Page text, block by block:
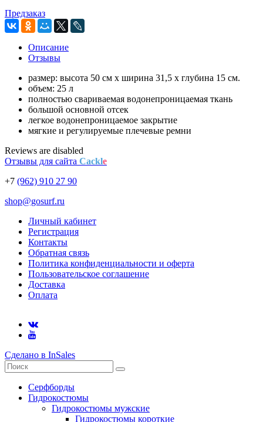
Предзаказ
Описание
Отзывы
размер: высота 50 см x ширина 31,5 x глубина 15 см.
объем: 25 л
полностью свариваемая водонепроницаемая ткань
большой основной отсек
легкое водонепроницаемое закрытие
мягкие и регулируемые плечевые ремни
Reviews are disabled
Отзывы для сайта Cackle
+7 (962) 910 27 90
shop@gosurf.ru
Личный кабинет
Регистрация
Контакты
Обратная связь
Политика конфиденциальности и оферта
Пользовательское соглашение
Доставка
Оплата
Сделано в InSales
Серфборды
Гидрокостюмы
Гидрокостюмы мужские
Гидрокостюмы короткие